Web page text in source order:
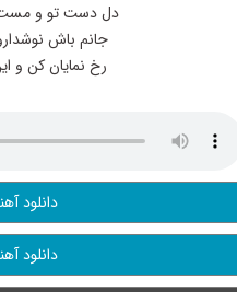
دل دست تو و مست
جانم باش
رخ نمایان کن و
دانلود
دانلود